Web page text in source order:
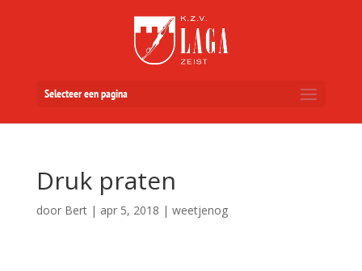
Selecteer een pagina
Druk praten
door Bert| apr 5, 2018 | weetjenog